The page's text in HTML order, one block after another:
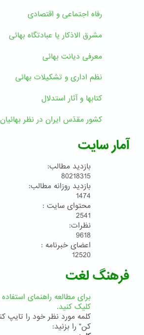
رفاه اجتماعی و اقتصادی
مشرق الاذکار یا عبادتگاه بهائی
معرفی دیانت بهائی
نظم اداری و تشکیلات بهائی
کتابها و آثار استدلال
کشور مقدّس ایران در نظر بهائیان
آمار سایت
بازدید مطالب:
80218315
بازدید روزانه مطالب:
1474
محتوای سایت :
2541
نظرات:
9618
اعضای خبرنامه :
12520
فرهنگ لغت
برای مطالعه راهنمای
کلیک کنید.
کلمه مورد نظر خود را تایپ
کن" را بزنید: